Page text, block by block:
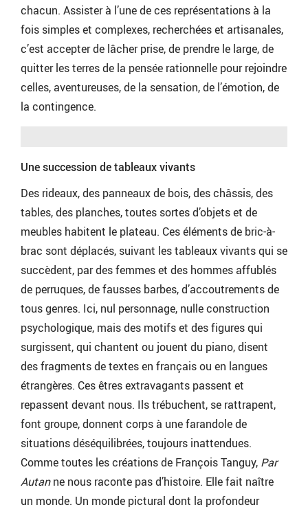
chacun. Assister à l’une de ces représentations à la
fois simples et complexes, recherchées et artisanales,
c’est accepter de lâcher prise, de prendre le large, de
quitter les terres de la pensée rationnelle pour rejoindre
celles, aventureuses, de la sensation, de l’émotion, de
la contingence.
Une succession de tableaux vivants
Des rideaux, des panneaux de bois, des châssis, des
tables, des planches, toutes sortes d’objets et de
meubles habitent le plateau. Ces éléments de bric-à-
brac sont déplacés, suivant les tableaux vivants qui se
succèdent, par des femmes et des hommes affublés
de perruques, de fausses barbes, d’accoutrements de
tous genres. Ici, nul personnage, nulle construction
psychologique, mais des motifs et des figures qui
surgissent, qui chantent ou jouent du piano, disent
des fragments de textes en français ou en langues
étrangères. Ces êtres extravagants passent et
repassent devant nous. Ils trébuchent, se rattrapent,
font groupe, donnent corps à une farandole de
situations déséquilibrées, toujours inattendues.
Comme toutes les créations de François Tanguy, Par
Autanne nous raconte pas d’histoire. Elle fait naître
un monde. Un monde pictural dont la profondeur